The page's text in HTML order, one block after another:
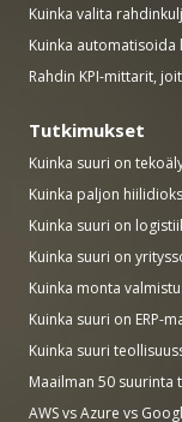
Kuinka valita
Kuinka
Rahdin KPI-mittarit,
Tutkimukset
Kuinka suuri on
Kuinka paljon
Kuinka suuri on
Kuinka suuri on
Kuinka monta
Kuinka suuri on ERP-
Kuinka suuri
Maailman 50
AWS vs Azure vs